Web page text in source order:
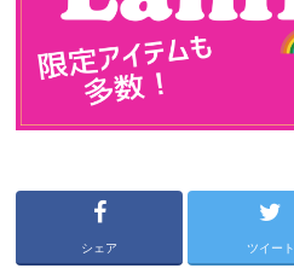
シェア ツイート